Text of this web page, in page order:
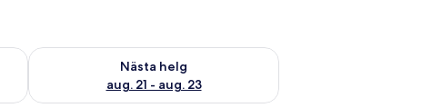
helgen aug. 14 - aug. 16
Nästa helg
aug. 21 - aug. 23
Kontrollera tillgängligheten för nästa helg aug. 21 - aug. 23